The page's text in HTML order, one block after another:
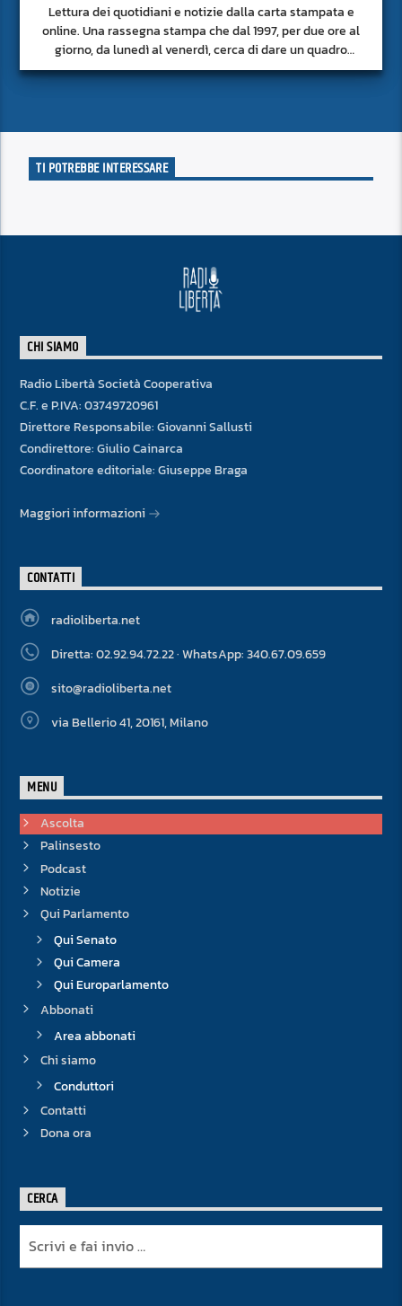
Lettura dei quotidiani e notizie dalla carta stampata e
online. Una rassegna stampa che dal 1997, per due ore al
giorno, da lunedì al venerdì, cerca di dare un quadro
approfondito delle notizie del giorno, senza fermarsi alla
TI POTREBBE INTERESSARE
CHI SIAMO
Radio Libertà Società Cooperativa
C.F. e P.IVA: 03749720961
Direttore Responsabile: Giovanni Sallusti
Condirettore: Giulio Cainarca
Coordinatore editoriale: Giuseppe Braga
Maggiori informazioni
CONTATTI
radioliberta.net
Diretta: 02.92.94.72.22 · WhatsApp: 340.67.09.659
sito@radioliberta.net
via Bellerio 41, 20161, Milano
MENU
Ascolta
Palinsesto
Podcast
Notizie
Qui Parlamento
Qui Senato
Qui Camera
Qui Europarlamento
Abbonati
Area abbonati
Chi siamo
Conduttori
Contatti
Dona ora
CERCA